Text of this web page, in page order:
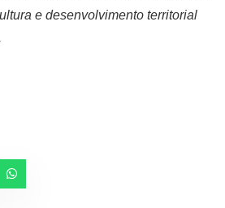
e desenvolvimento territorial